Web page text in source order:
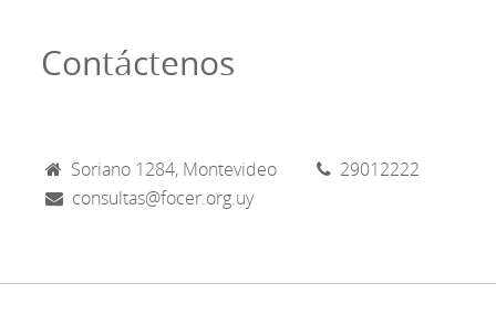
Contáctenos
Soriano 1284, Montevideo
29012222
consultas@focer.org.uy